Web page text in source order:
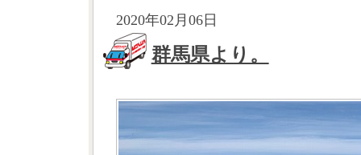
2020年02月06日
群馬県より。